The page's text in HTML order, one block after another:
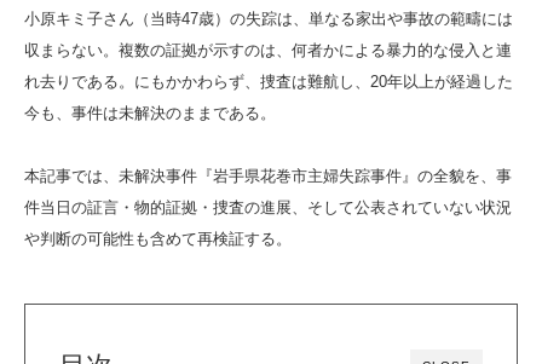
小原キミ子さん（当時47歳）の失踪は、単なる家出や事故の範疇には
収まらない。複数の証拠が示すのは、何者かによる暴力的な侵入と連
れ去りである。にもかかわらず、捜査は難航し、20年以上が経過した
今も、事件は未解決のままである。
本記事では、未解決事件『岩手県花巻市主婦失踪事件』の全貌を、事
件当日の証言・物的証拠・捜査の進展、そして公表されていない状況
や判断の可能性も含めて再検証する。